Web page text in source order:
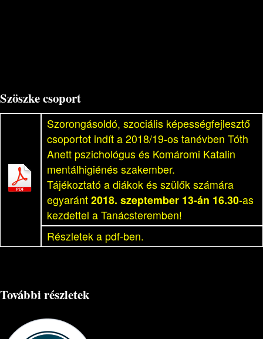
Szöszke csoport
Szorongásoldó, szociális képességfejlesztő
csoportot indít a 2018/19-os tanévben Tóth
Anett pszichológus és Komáromi Katalin
mentálhigiénés szakember.
Tájékoztató a diákok és szülők számára
egyaránt 2018. szeptember 13-án 16.30-as
kezdettel a Tanácsteremben!
Részletek a pdf-ben.
További részletek